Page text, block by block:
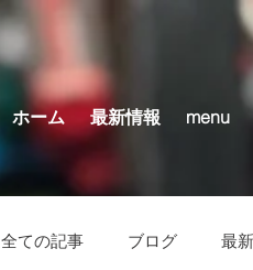
ホーム 最新情報 menu
全ての記事 ブログ 最